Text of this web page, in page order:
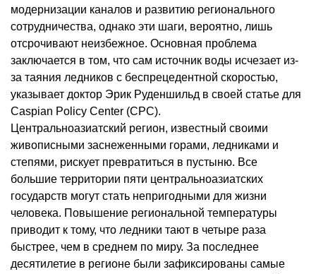
модернизации каналов и развитию регионального
сотрудничества, однако эти шаги, вероятно, лишь
отсрочивают неизбежное. Основная проблема
заключается в том, что сам источник воды исчезает из-
за таяния ледников с беспрецедентной скоростью,
указывает доктор Эрик Руденшильд в своей статье для
Caspian Policy Center (CPC).
Центральноазиатский регион, известный своими
живописными заснеженными горами, ледниками и
степями, рискует превратиться в пустыню. Все
большие территории пяти центральноазиатских
государств могут стать непригодными для жизни
человека. Повышение региональной температуры
приводит к тому, что ледники тают в четыре раза
быстрее, чем в среднем по миру. За последнее
десятилетие в регионе были зафиксированы самые